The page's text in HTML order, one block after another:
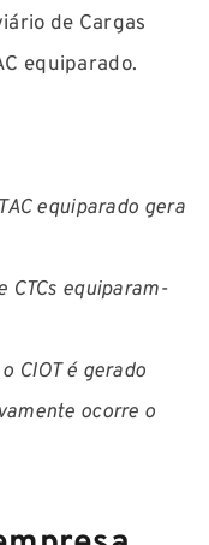
de Cargas
equiparado.
equiparado gera
CTCs equiparam-
CIOT é gerado
ocorre o